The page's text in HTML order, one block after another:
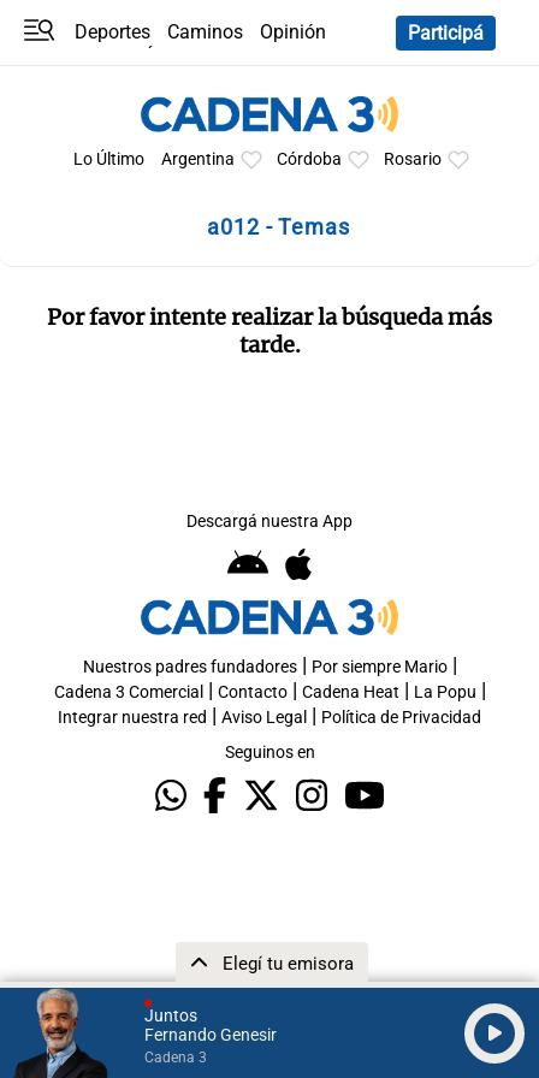
Juntos
Fernando Genesir
Cadena 3
Elegí tu emisora
Deportes Caminos
Opinión
Participá
Lo Último Argentina Córdoba Rosario
a012 - Temas
Por favor intente realizar la búsqueda más
tarde.
Descargá nuestra App
Nuestros padres fundadores| Por siempre Mario|
Cadena 3 Comercial | Contacto| Cadena Heat | La Popu |
Integrar nuestra red | Aviso Legal | Política de Privacidad
Seguinos en